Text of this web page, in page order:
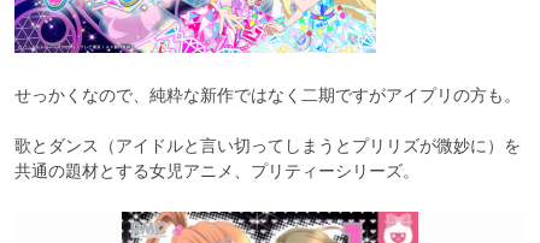
せっかくなので、純粋な新作ではなく二期ですがアイプリの方も。
歌とダンス（アイドルと言い切ってしまうとプリリズが微妙に）を
共通の題材とする女児アニメ、プリティーシリーズ。